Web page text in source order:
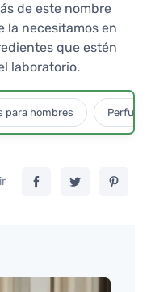
de este nombre
la necesitamos en
que estén
laboratorio.
para hombres